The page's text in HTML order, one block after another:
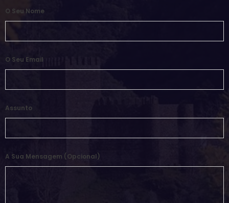
O Seu Nome
O Seu Email
Assunto
A Sua Mensagem (opcional)